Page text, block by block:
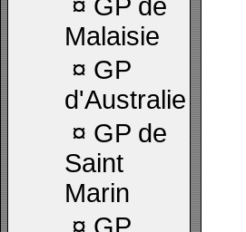
¤ GP de
Malaisie
¤ GP
d'Australie
¤ GP de
Saint
Marin